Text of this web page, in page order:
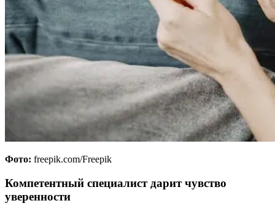
Фото: freepik.com/Freepik
Компетентный специалист дарит чувство
уверенности